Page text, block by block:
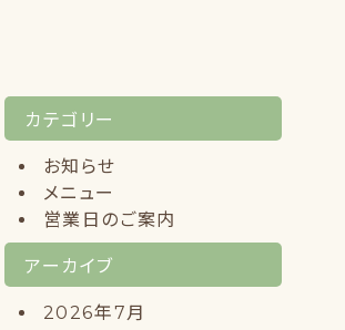
カテゴリー
お知らせ
メニュー
営業日のご案内
アーカイブ
2026年7月